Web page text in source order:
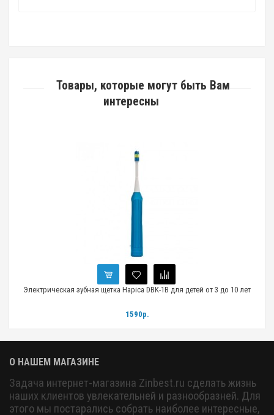
Товары, которые могут быть Вам
интересны
Электрическая зубная щетка Hapica DBK-1B для детей от 3 до 10 лет
1590р.
О НАШЕМ МАГАЗИНЕ
Задача интернет-магазина Zinbest.ru сделать жизнь
наших клиентов увлекательней и разнообразней. Для
этого мы постарались собрать наиболее интересные,